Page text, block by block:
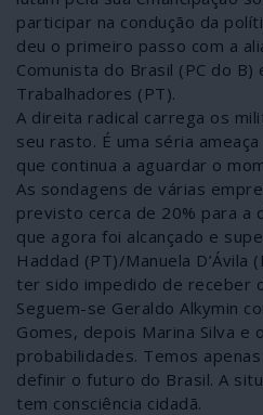
participar na condução da
deu o primeiro passo com a
Comunista do Brasil (PC do
Trabalhadores (PT).
A direita radical carrega os
seu rasto. É uma séria
que continua a aguardar o
As sondagens de várias
previsto cerca de 20% para a
que agora foi alcançado e
Haddad (PT)/Manuela D’Ávila
ter sido impedido de receber
Seguem-se Geraldo Alkymin
Gomes, depois Marina Silva e
probabilidades. Temos
definir o futuro do Brasil. A
tem consciência cidadã.